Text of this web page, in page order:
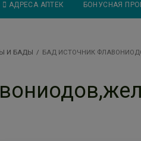
АДРЕСА АПТЕК БОНУСНАЯ
И БАДЫ БАД ИСТОЧНИК